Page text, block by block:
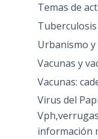
Temas de
Tuberculosis
Urbanismo y
Vacunas y
Vacunas:
Virus del
información